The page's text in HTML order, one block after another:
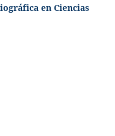
en Ciencias